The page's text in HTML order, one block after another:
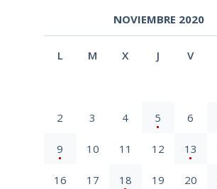
NOVIEMBRE 2020
L M X J V
2 3 4 5 6
9 10 11 12 13
16 17 18 19 20